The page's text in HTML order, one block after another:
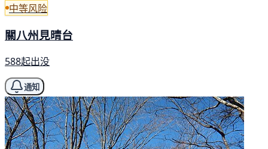
中等风险
關八州見晴台
588起出没
通知